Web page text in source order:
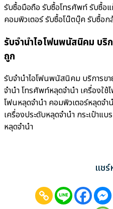
รับซื้อมือถือ รับซื้อโทรศัพท์ รับซื้อ
คอมพิวเตอร์ รับซื้อโน๊ตบุ๊ค รับซื้อก
รับจำนำไอโฟนพนัสนิคม บริ
ถูก
รับจำนำไอโฟนพนัสนิคม บริการข
จำนำ โทรศัพท์หลุดจำนำ เครื่องใช้
โฟนหลุดจำนำ คอมพิวเตอร์หลุดจ
เครื่องประดับหลุดจำนำ กระเป๋า
หลุดจำนำ
แช